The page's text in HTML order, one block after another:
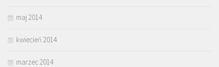
maj 2014
kwiecień 2014
marzec 2014